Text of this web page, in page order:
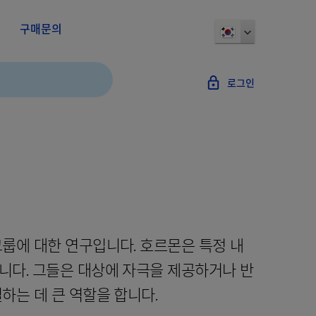
구매문의
lock_outline 로그인
에 대한 연구입니다. 호르몬은 특정 내
다. 그들은 대상에 자극을 제공하거나 반
는 데 큰 역할을 합니다.